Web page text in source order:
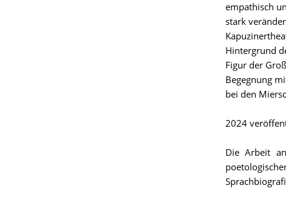
empathisch
stark
Hintergrund
Figur der
Begegnung
bei den
2024
Die Arbeit